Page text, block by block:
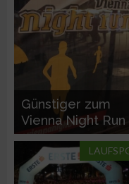
Günstiger zum
Vienna Night Run
Performance
Funktional
Werbung